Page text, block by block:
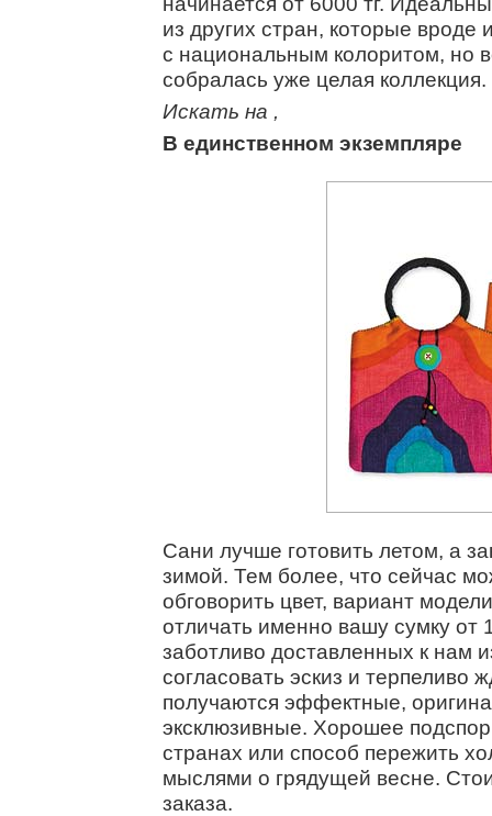
из других стран, которые вроде
с национальным колоритом, но
собралась уже целая коллекция.
Искать на ,
В единственном экземпляре
Сани лучше готовить летом, а
зимой. Тем более, что сейчас
обговорить цвет, вариант
отличать именно вашу сумку
заботливо доставленных к нам
согласовать эскиз и терпеливо
получаются эффектные,
эксклюзивные. Хорошее
странах или способ пережить
мыслями о грядущей весне.
заказа.